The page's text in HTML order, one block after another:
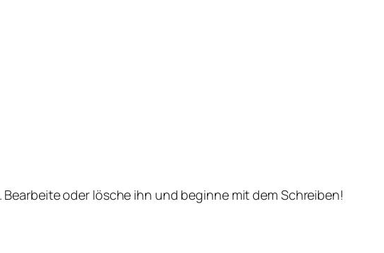
oder lösche ihn und beginne mit dem Schreiben!